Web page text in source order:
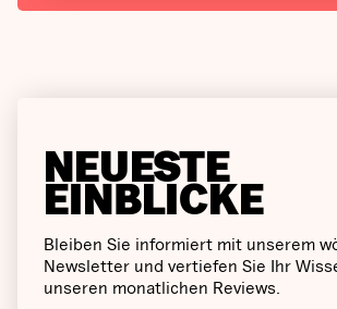
NEUESTE
EINBLICKE
Bleiben Sie informiert mit unserem
Newsletter und vertiefen Sie Ihr
unseren monatlichen Reviews.